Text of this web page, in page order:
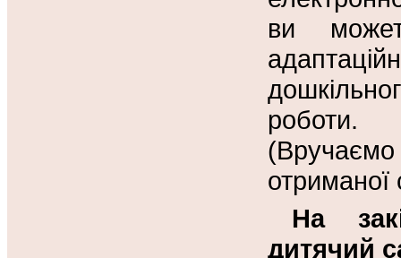
ви
роботи.
отриманої
На
дитячий